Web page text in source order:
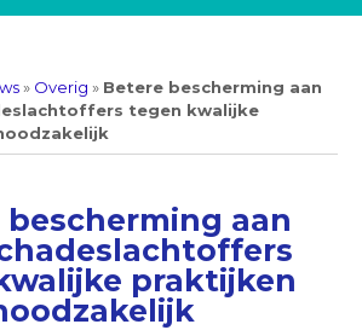
» Overig » Betere bescherming aan
tegen kwalijke
bescherming aan
praktijken